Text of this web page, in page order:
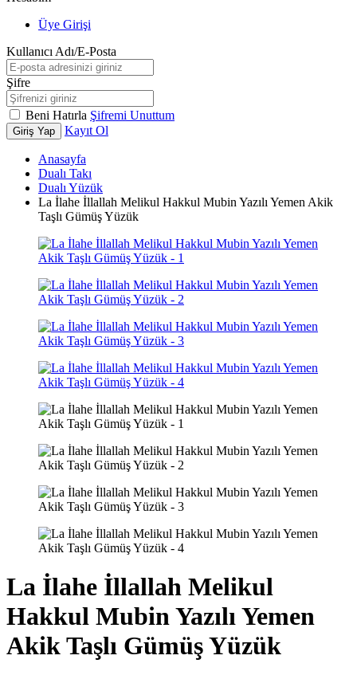
Üye Girişi
Kullanıcı Adı/E-Posta
Şifre
Beni Hatırla Şifremi Unuttum
Giriş Yap Kayıt Ol
Anasayfa
Dualı Takı
Dualı Yüzük
La İlahe İllallah Melikul Hakkul Mubin Yazılı Yemen Akik
Taşlı Gümüş Yüzük
La İlahe İllallah Melikul
Hakkul Mubin Yazılı Yemen
Akik Taşlı Gümüş Yüzük